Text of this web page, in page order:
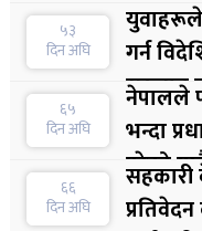
५३
दिन अघि
गर्न
सुरुवात
अर्थमन्त्री
६५
दिन अघि
नेपालले
भन्दा
परेको
प्रवक्ता
६६
दिन अघि